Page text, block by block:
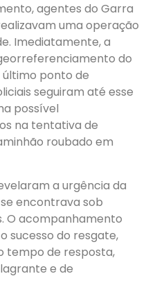
agentes do Garra
uma operação
Imediatamente, a
do
ponto de
seguiram até esse
possível
na tentativa de
roubado em
a urgência da
encontrava sob
O acompanhamento
sucesso do resgate,
tempo de resposta,
e de